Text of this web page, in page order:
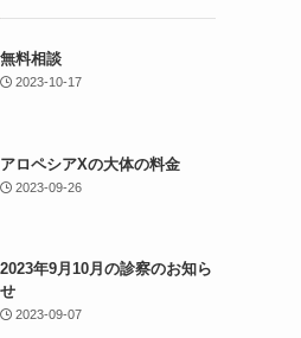
無料相談
2023-10-17
アロペシアXの大体の料金
2023-09-26
2023年9月10月の診察のお知ら
せ
2023-09-07